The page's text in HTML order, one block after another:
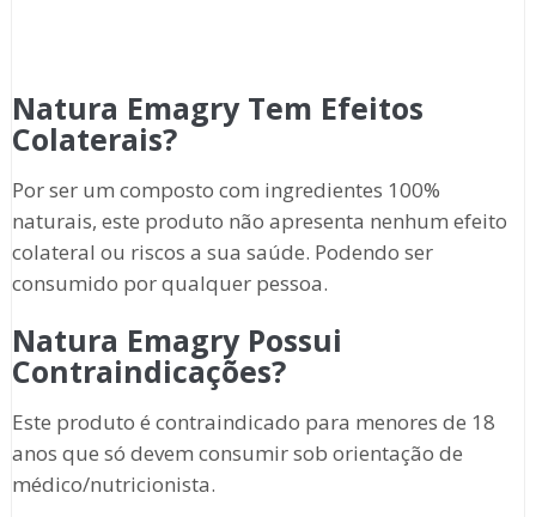
Natura Emagry Tem Efeitos
Colaterais?
Por ser um composto com ingredientes 100%
naturais, este produto não apresenta nenhum efeito
colateral ou riscos a sua saúde. Podendo ser
consumido por qualquer pessoa.
Natura Emagry Possui
Contraindicações?
Este produto é contraindicado para menores de 18
anos que só devem consumir sob orientação de
médico/nutricionista.